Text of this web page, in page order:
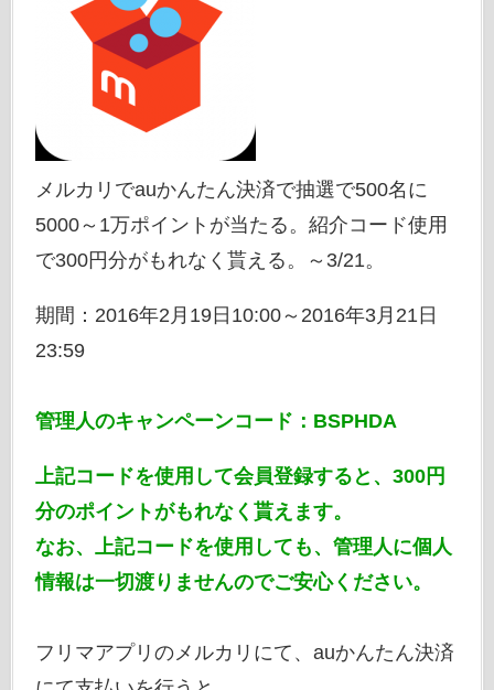
メルカリでauかんたん決済で抽選で500名に
5000～1万ポイントが当たる。紹介コード使用
で300円分がもれなく貰える。～3/21。
期間：2016年2月19日10:00～2016年3月21日
23:59
管理人のキャンペーンコード：BSPHDA
上記コードを使用して会員登録すると、300円
分のポイントがもれなく貰えます。
なお、上記コードを使用しても、管理人に個人
情報は一切渡りませんのでご安心ください。
フリマアプリのメルカリにて、auかんたん決済